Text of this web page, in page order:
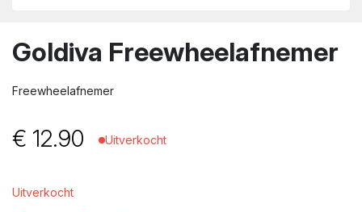
Goldiva Freewheelafnemer
Freewheelafnemer
€ 12.90 Uitverkocht
Uitverkocht